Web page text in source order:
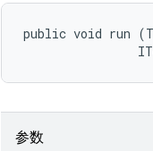
public void run
参数